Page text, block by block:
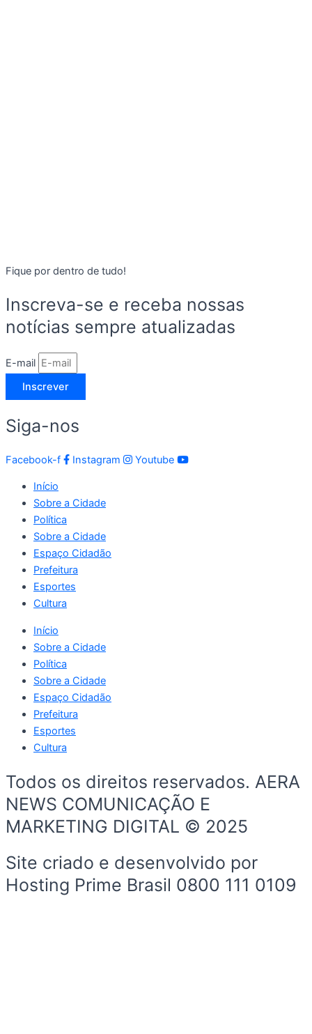
Fique por dentro de tudo!
Inscreva-se e receba nossas
notícias sempre atualizadas
E-mail
Inscrever
Siga-nos
Facebook-f Instagram Youtube
Início
Sobre a Cidade
Política
Sobre a Cidade
Espaço Cidadão
Prefeitura
Esportes
Cultura
Início
Sobre a Cidade
Política
Sobre a Cidade
Espaço Cidadão
Prefeitura
Esportes
Cultura
Todos os direitos reservados. AERA
NEWS COMUNICAÇÃO E
MARKETING DIGITAL © 2025
Site criado e desenvolvido por
Hosting Prime Brasil 0800 111 0109